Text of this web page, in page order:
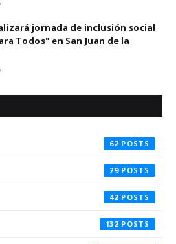
jornada de inclusión social
Todos" en San Juan de la
62
29
42
132